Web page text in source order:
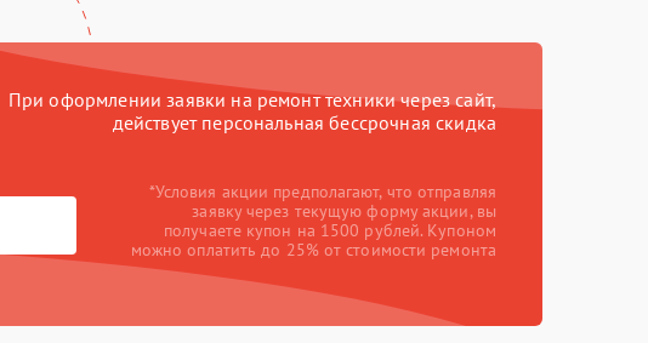
При оформлении заявки на ремонт техники через сайт,
действует персональная бессрочная скидка
*Условия акции предполагают, что отправляя
заявку через текущую форму акции, вы
получаете купон на 1500 рублей. Купоном
можно оплатить до 25% от стоимости ремонта